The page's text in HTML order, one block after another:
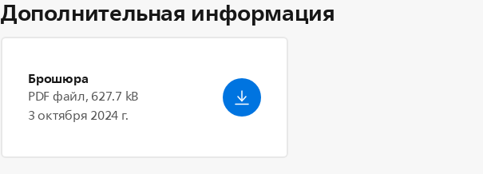
Дополнительная информация
Брошюра
PDF файл, 627.7 kB
3 октября 2024 г.